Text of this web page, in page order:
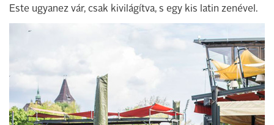
Este ugyanez vár, csak kivilágítva, s egy kis latin zenével.